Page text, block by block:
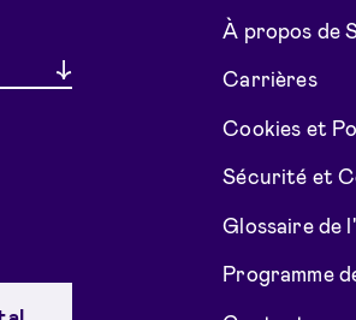
À propos de
Carrières
Cookies et
Sécurité et
Glossaire de
Programme